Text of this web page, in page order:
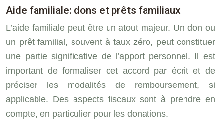
Aide familiale: dons et prêts familiaux
L’aide familiale peut être un atout majeur. Un don ou
un prêt familial, souvent à taux zéro, peut constituer
une partie significative de l’apport personnel. Il est
important de formaliser cet accord par écrit et de
préciser les modalités de remboursement, si
applicable. Des aspects fiscaux sont à prendre en
compte, en particulier pour les donations.